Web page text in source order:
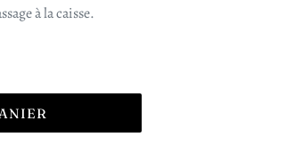
à la caisse.